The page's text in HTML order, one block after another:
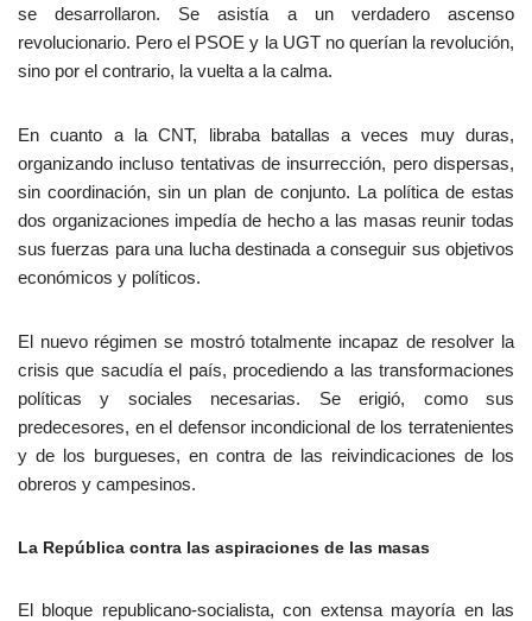
se desarrollaron. Se asistía a un verdadero ascenso
revolucionario. Pero el PSOE y la UGT no querían la revolución,
sino por el contrario, la vuelta a la calma.
En cuanto a la CNT, libraba batallas a veces muy duras,
organizando incluso tentativas de insurrección, pero dispersas,
sin coordinación, sin un plan de conjunto. La política de estas
dos organizaciones impedía de hecho a las masas reunir todas
sus fuerzas para una lucha destinada a conseguir sus objetivos
económicos y políticos.
El nuevo régimen se mostró totalmente incapaz de resolver la
crisis que sacudía el país, procediendo a las transformaciones
políticas y sociales necesarias. Se erigió, como sus
predecesores, en el defensor incondicional de los terratenientes
y de los burgueses, en contra de las reivindicaciones de los
obreros y campesinos.
La República contra las aspiraciones de las masas
El bloque republicano-socialista, con extensa mayoría en las